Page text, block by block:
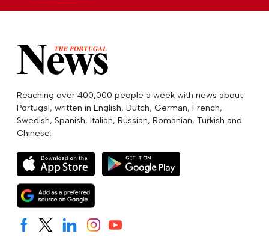
Reaching over 400,000 people a week with news about
Portugal, written in English, Dutch, German, French,
Swedish, Spanish, Italian, Russian, Romanian, Turkish and
Chinese.